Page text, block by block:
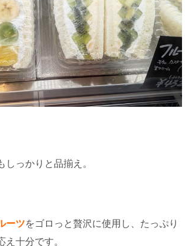
しっかりと品揃え。
ーツをゴロっと贅沢に使用し、たっぷり
え十分です。